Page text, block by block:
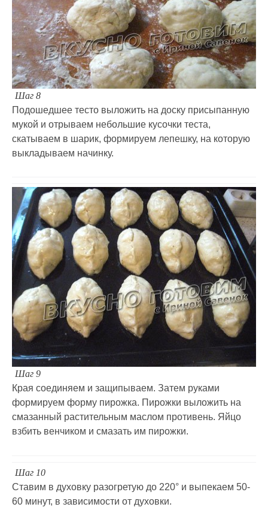
Шаг 8
Подошедшее тесто выложить на доску присыпанную
мукой и отрываем небольшие кусочки теста,
скатываем в шарик, формируем лепешку, на которую
выкладываем начинку.
Шаг 9
Края соединяем и защипываем. Затем руками
формируем форму пирожка. Пирожки выложить на
смазанный растительным маслом противень. Яйцо
взбить венчиком и смазать им пирожки.
Шаг 10
Ставим в духовку разогретую до 220° и выпекаем 50-
60 минут, в зависимости от духовки.